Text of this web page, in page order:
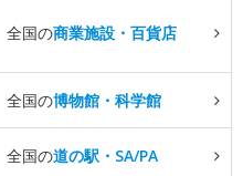
全国の商業施設・百貨店
全国の博物館・科学館
全国の道の駅・SA/PA